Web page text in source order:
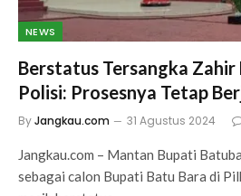
NEWS
Berstatus Tersangka Zahir
Polisi: Prosesnya Tetap
ByJangkau.com 31 Agustus 2024
Jangkau.com – Mantan Bupati
sebagai calon Bupati Batu Bara di